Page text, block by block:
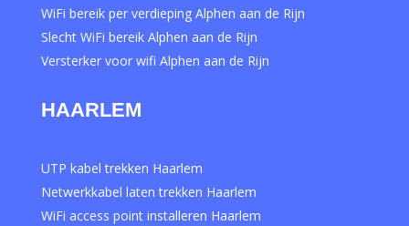
WiFi bereik per verdieping Alphen aan de Rijn
Slecht WiFi bereik Alphen aan de Rijn
Versterker voor wifi Alphen aan de Rijn
HAARLEM
UTP kabel trekken Haarlem
Netwerkkabel laten trekken Haarlem
WiFi access point installeren Haarlem